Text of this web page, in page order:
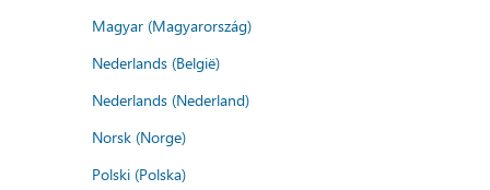
Magyar (Magyarország)
Nederlands (België)
Nederlands (Nederland)
Norsk (Norge)
Polski (Polska)